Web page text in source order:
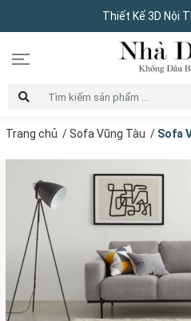
Thiết Kế 3D Nội
Trang chủ /Sofa Vũng Tàu / Sofa